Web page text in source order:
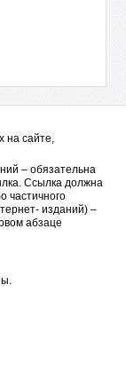
на сайте,
– обязательна
Ссылка должна
частичного
изданий) –
абзаце